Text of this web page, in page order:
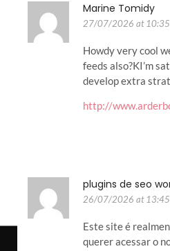
Marine Tomidy
27/07/2026 at 10:35
Howdy very cool
feeds also?KI’m
develop extra
http://
plugins de seo
26/07/2026 at 13:45
Este site é
querer acessar o